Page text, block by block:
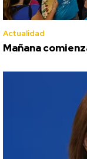
Actualidad
Mañana